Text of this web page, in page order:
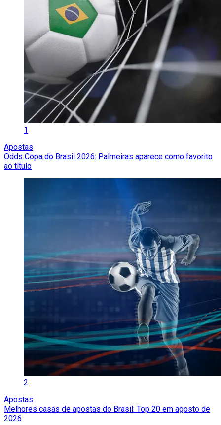
1
Apostas
Odds Copa do Brasil 2026: Palmeiras aparece como favorito
ao título
2
Apostas
Melhores casas de apostas do Brasil: Top 20 em agosto de
2026